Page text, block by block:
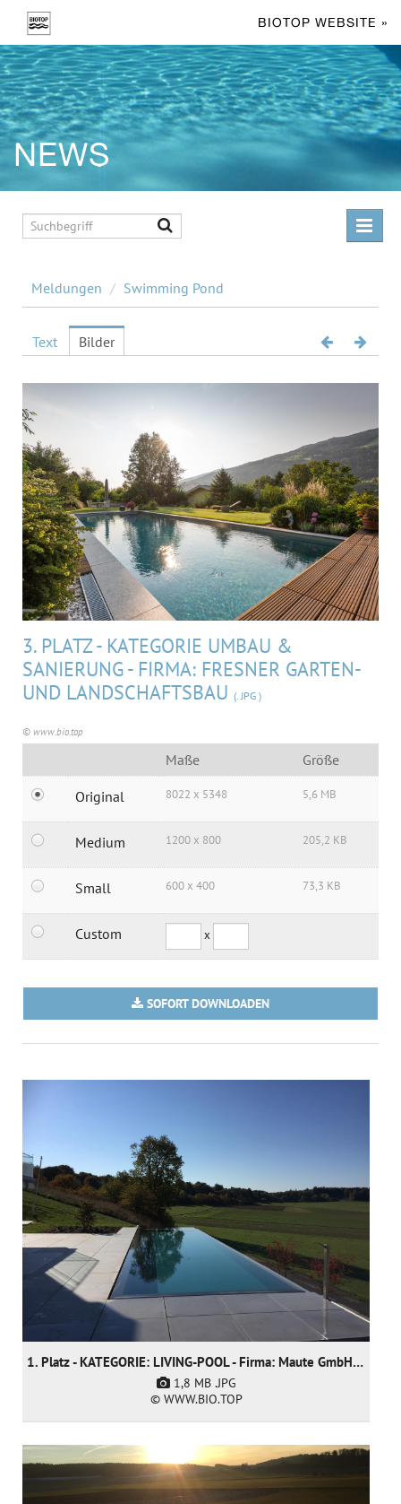
NEWS
BIOTOP WEBSITE »
Living Pool
Swimming Pond
MEDIA
ÜBER UNS
KONTAKT
Meldungen / Swimming Pond
Text Bilder
3. PLATZ - KATEGORIE UMBAU &
SANIERUNG - FIRMA: FRESNER GARTEN-
UND LANDSCHAFTSBAU (. JPG )
© www.bio.top
Maße Größe
Original 8022 x 5348 5,6 MB
Medium 1200 x 800 205,2 KB
Small 600 x 400 73,3 KB
Custom x
SOFORT DOWNLOADEN
1. Platz - KATEGORIE: LIVING-POOL - Firma: Maute GmbH & CO KG
1,8 MB .JPG
© WWW.BIO.TOP